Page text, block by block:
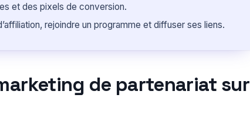
et des pixels de conversion.
rejoindre un programme et diffuser ses liens.
de partenariat sur